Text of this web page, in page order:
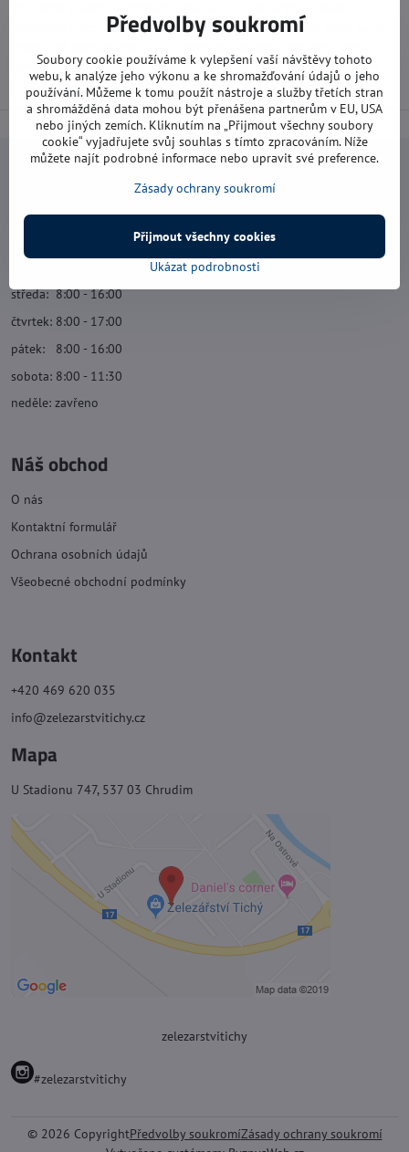
zpevněných cest, ale i pro ohraničení solitérů v zahradě nebo parku,
žádoucí, obrubník je odolný proti poškození běžhnými zahradními
sekačkami a strunovkami.
Otevírací doba:
středa: 8:00 - 16:00
čtvrtek: 8:00 - 17:00
pátek: 8:00 - 16:00
sobota: 8:00 - 11:30
neděle: zavřeno
Náš obchod
O nás
Kontaktní formulář
Ochrana osobních údajů
Všeobecné obchodní podmínky
Kontakt
+420 469 620 035
info@zelezarstvitichy.cz
Mapa
U Stadionu 747, 537 03 Chrudim
zelezarstvitichy
#zelezarstvitichy
© 2026 CopyrightPředvolby soukromíZásady ochrany soukromí
Předvolby soukromí
Soubory cookie používáme k vylepšení vaší návštěvy tohoto
webu, k analýze jeho výkonu a ke shromažďování údajů o jeho
používání. Můžeme k tomu použít nástroje a služby třetích stran
a shromážděná data mohou být přenášena partnerům v EU, USA
nebo jiných zemích. Kliknutím na „Přijmout všechny soubory
cookie“ vyjadřujete svůj souhlas s tímto zpracováním. Níže
můžete najít podrobné informace nebo upravit své preference.
Zásady ochrany soukromí
Ukázat podrobnosti
Přijmout všechny cookies